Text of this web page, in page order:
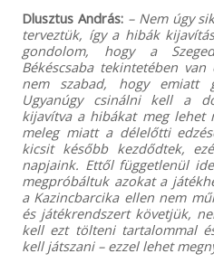
Dlusztus András: – Nem úgy
terveztük, így a hibák
gondolom, hogy a
Békéscsaba tekintetében
nem szabad, hogy emiatt
Ugyanúgy csinálni kell a
kijavítva a hibákat meg lehet
meleg miatt a délelőtti
kicsit később kezdődtek,
napjaink. Ettől függetlenül
megpróbáltuk azokat a
a Kazincbarcika ellen nem
és játékrendszert követjük,
kell ezt tölteni tartalommal
kell játszani – ezzel lehet